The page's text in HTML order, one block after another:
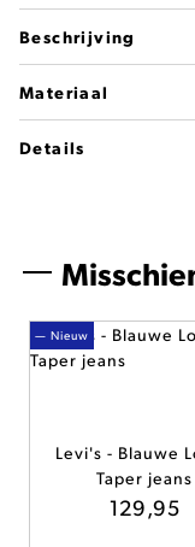
Beschrijving
Materiaal
Details
— Nieuw
Levi's - Blauwe
Taper jeans
129,95